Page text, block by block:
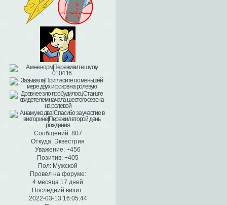
Сообщений:807
Откуда: Эквестрия
Уважение: +456
Позитив: +405
Пол: Мужской
Провел на форуме:
4 месяца 17 дней
Последний визит:
2022-03-13 16:05:44